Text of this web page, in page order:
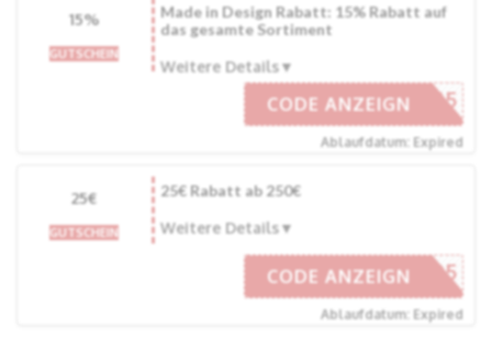
15%
GUTSCHEIN
Made in Design Rabatt: 15% Rabatt auf
das gesamte Sortiment
Weitere Details
ANCE-D15
CODE ANZEIGN
Ablaufdatum: Expired
25€
GUTSCHEIN
25€ Rabatt ab 250€
Weitere Details
MIDDE-25
CODE ANZEIGN
Ablaufdatum: Expired